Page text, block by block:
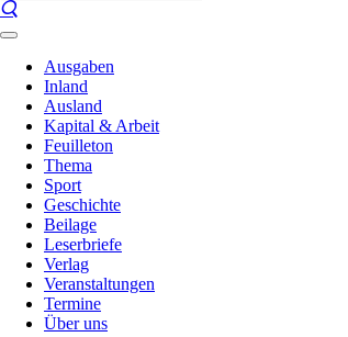
Ausgaben
Inland
Ausland
Kapital & Arbeit
Feuilleton
Thema
Sport
Geschichte
Beilage
Leserbriefe
Verlag
Veranstaltungen
Termine
Über uns